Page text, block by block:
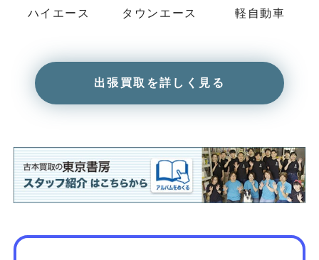
ハイエース タウンエース 軽自動車
出張買取を詳しく見る